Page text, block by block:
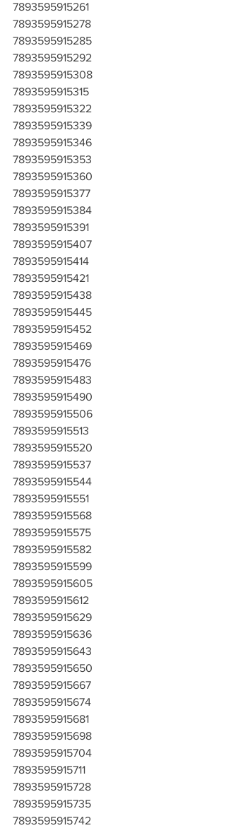
7893595915261
7893595915278
7893595915285
7893595915292
7893595915308
7893595915315
7893595915322
7893595915339
7893595915346
7893595915353
7893595915360
7893595915377
7893595915384
7893595915391
7893595915407
7893595915414
7893595915421
7893595915438
7893595915445
7893595915452
7893595915469
7893595915476
7893595915483
7893595915490
7893595915506
7893595915513
7893595915520
7893595915537
7893595915544
7893595915551
7893595915568
7893595915575
7893595915582
7893595915599
7893595915605
7893595915612
7893595915629
7893595915636
7893595915643
7893595915650
7893595915667
7893595915674
7893595915681
7893595915698
7893595915704
7893595915711
7893595915728
7893595915735
7893595915742